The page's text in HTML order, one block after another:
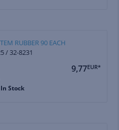
RUBBER 90 EACH
/ 32-8231
9,77EUR*
In Stock